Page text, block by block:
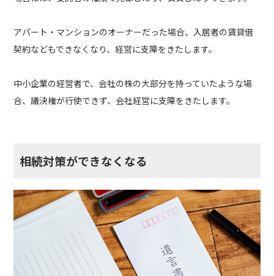
アパート・マンションのオーナーだった場合、入居者の賃貸借
契約などもできなくなり、経営に支障をきたします。
中小企業の経営者で、会社の株の大部分を持っていたような場
合、議決権が行使できず、会社経営に支障をきたします。
相続対策ができなくなる